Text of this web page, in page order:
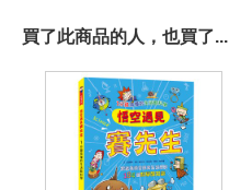
買了此商品的人，也買了...